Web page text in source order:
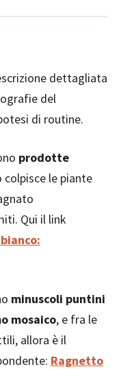
dettagliata
del
di routine.
prodotte
colpisce le piante
Qui il link
minuscoli puntini
mosaico, e fra le
allora è il
Ragnetto